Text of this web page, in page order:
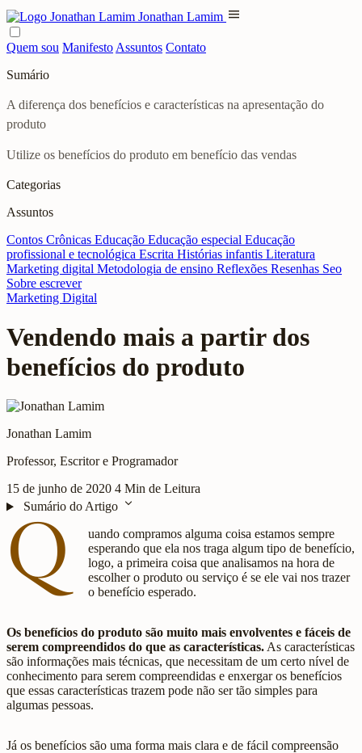
Jonathan Lamim menu
Quem sou Manifesto Assuntos Contato
Sumário
A diferença dos benefícios e características na apresentação do
produto
Utilize os benefícios do produto em benefício das vendas
Categorias
Assuntos
Contos Crônicas Educação Educação especial Educação
profissional e tecnológica Escrita Histórias infantis Literatura
Marketing digital Metodologia de ensino Reflexões Resenhas Seo
Sobre escrever
Marketing Digital
Vendendo mais a partir dos
benefícios do produto
Jonathan Lamim
Professor, Escritor e Programador
15 de junho de 2020 4 Min de Leitura
Sumário do Artigo expand_more
Q
uando compramos alguma coisa estamos sempre
esperando que ela nos traga algum tipo de benefício,
logo, a primeira coisa que analisamos na hora de
escolher o produto ou serviço é se ele vai nos trazer
o benefício esperado.
Os benefícios do produto são muito mais envolventes e fáceis de
serem compreendidos do que as características.As características
são informações mais técnicas, que necessitam de um certo nível de
conhecimento para serem compreendidas e enxergar os benefícios
que essas características trazem pode não ser tão simples para
algumas pessoas.
Já os benefícios são uma forma mais clara e de fácil compreensão